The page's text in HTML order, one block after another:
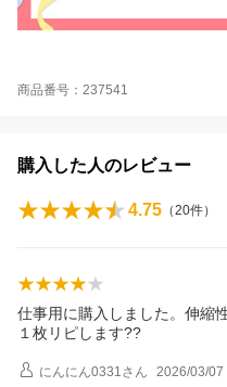
商品番号：237541
購入した人のレビュー
4.75 （20件）
仕事用に購入しました。伸縮
１枚リピします??
にんにん0331さん 2026/03/07